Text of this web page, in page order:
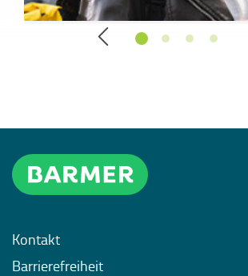
Kontakt
Barrierefreiheit